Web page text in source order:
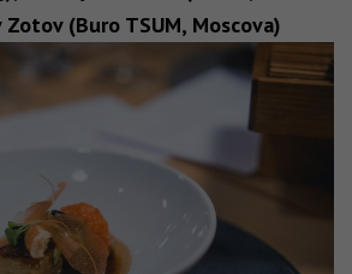
(Buro TSUM, Moscova)